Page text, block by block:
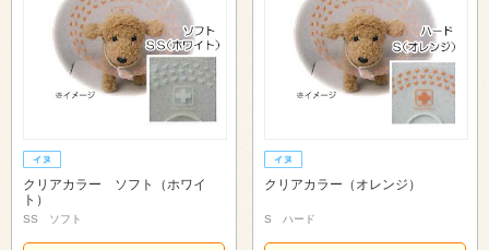
クリアカラー ソフト（ホワイ
ト）
SS ソフト
クリアカラー（オレンジ）
S ハード